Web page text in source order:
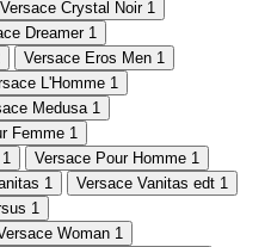
Versace Crystal Noir 1
Dreamer 1
Versace Eros Men 1
L'Homme 1
Medusa 1
Femme 1
1 Versace Pour Homme 1
1 Versace Vanitas edt 1
1
Woman 1